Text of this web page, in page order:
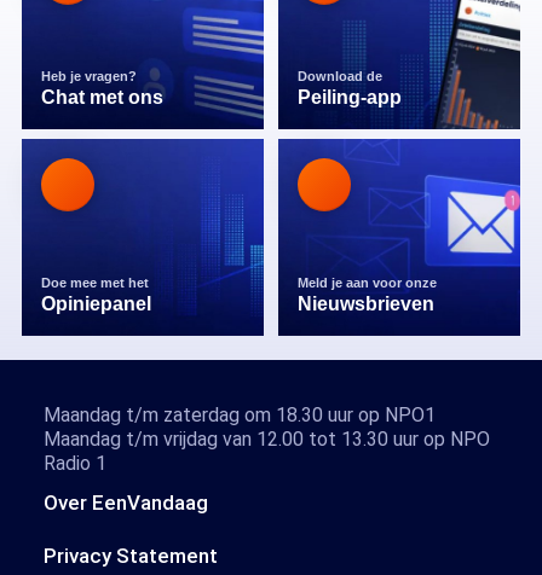
Heb je vragen?
Chat met ons
Download de
Peiling-app
Doe mee met het
Opiniepanel
Meld je aan voor onze
Nieuwsbrieven
Over EenVandaag
Privacy Statement
Maandag t/m zaterdag om 18.30 uur op NPO1
Maandag t/m vrijdag van 12.00 tot 13.30 uur op NPO
Radio 1